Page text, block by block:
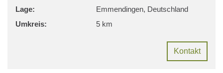
Lage:
Emmendingen, Deutschland
Umkreis:
5 km
Kontakt